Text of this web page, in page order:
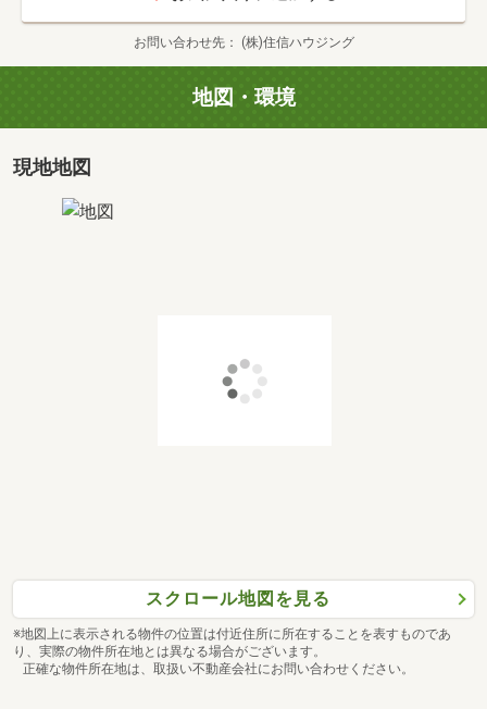
お問い合わせ先 (株)住信ハウジング
地図・環境
現地地図
スクロール地図を見る
※地図上に表示される物件の位置は付近住所に所在することを表すものであ
り、実際の物件所在地とは異なる場合がございます。
正確な物件所在地は、取扱い不動産会社にお問い合わせください。